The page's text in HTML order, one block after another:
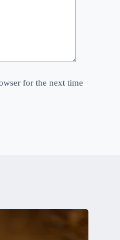
for the next time